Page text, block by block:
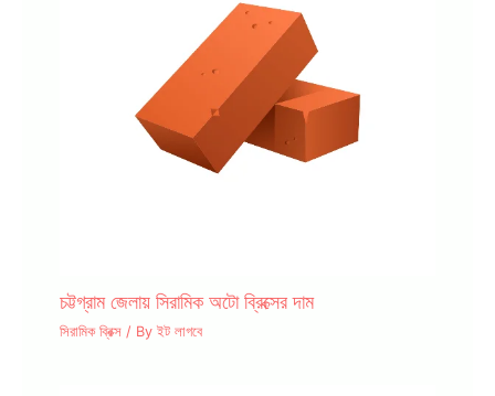
চট্টগ্রাম জেলায় সিরামিক অটো ব্রিক্সের দাম
সিরামিক ব্রিক্স / Byইট লাগবে